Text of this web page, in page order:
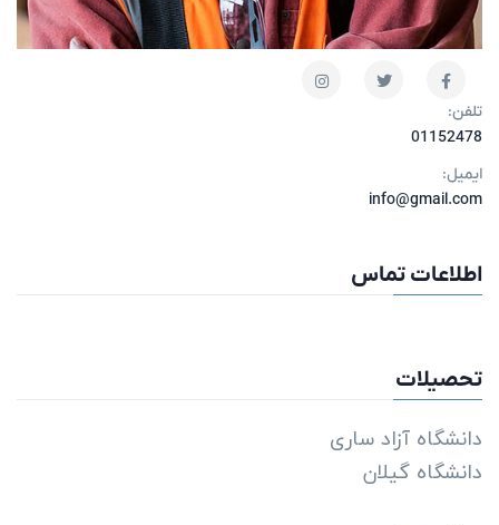
اطلاعات تماس
ایمیل:
info@gmail.com
تلفن:
01152478
تحصیلات
دانشگاه آزاد ساری
دانشگاه گیلان